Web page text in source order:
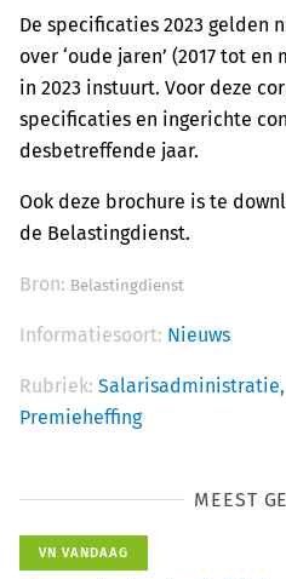
De specificaties 2023 gelden
over ‘oude jaren’ (2017 tot
in 2023 instuurt. Voor deze
specificaties en ingerichte
desbetreffende jaar.
Ook deze brochure is te
de Belastingdienst.
Bron: Belastingdienst
Informatiesoort: Nieuws
Rubriek: Salarisadministratie,
Premieheffing
MEEST
VN VANDAAG